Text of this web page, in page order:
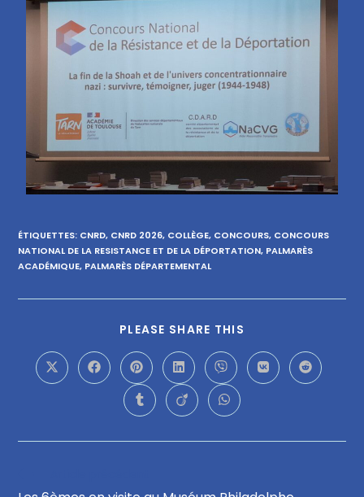
ÉTIQUETTES: CNRD, CNRD 2026, COLLÈGE, CONCOURS, CONCOURS
NATIONAL DE LA RESISTANCE ET DE LA DÉPORTATION, PALMARÈS
ACADÉMIQUE, PALMARÈS DÉPARTEMENTAL
PLEASE SHARE THIS